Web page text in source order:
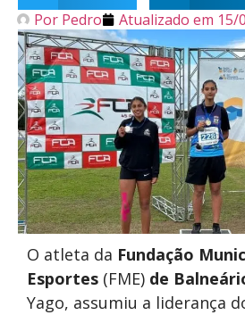
Por Pedro Atualizado em 15/
O atleta da Fundação
Esportes (FME) de
Yago, assumiu a liderança